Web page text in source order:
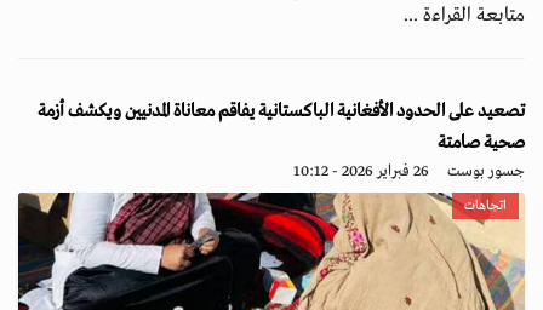
متابعة القراءة ...
تصعيد على الحدود الأفغانية الباكستانية يفاقم معاناة المدنيين ويكشف أزمة
صحية صامتة
جسور بوست 26 فبراير 2026 - 10:12
اتجاهات